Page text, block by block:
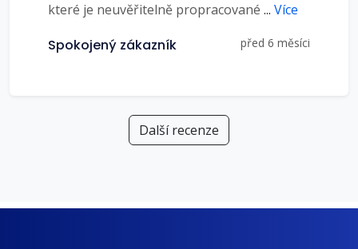
které je neuvěřitelně propracované ... Více
Spokojený zákazník před 6 měsíci
Další recenze